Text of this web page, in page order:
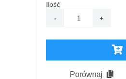
Ilość
Porównaj